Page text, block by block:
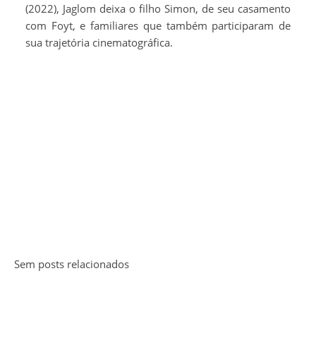
(2022), Jaglom deixa o filho Simon, de seu casamento
com Foyt, e familiares que também participaram de
sua trajetória cinematográfica.
Sem posts relacionados